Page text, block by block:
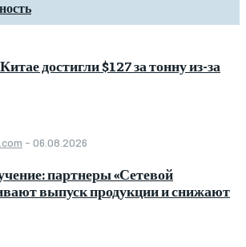
достигли $127 за тонну из-за
- 06.08.2026
партнеры «Сетевой
выпуск продукции и снижают